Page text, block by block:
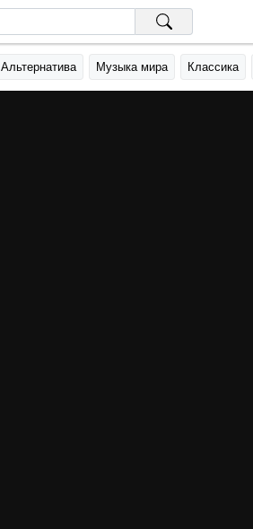
Альтернатива Музыка мира Классика